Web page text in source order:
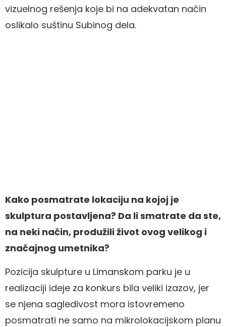
vizuelnog rešenja koje bi na adekvatan način
oslikalo suštinu Subinog dela.
Kako posmatrate lokaciju na kojoj je
skulptura postavljena? Da li smatrate da ste,
na neki način, produžili život ovog velikog i
značajnog umetnika?
Pozicija skulpture u Limanskom parku je u
realizaciji ideje za konkurs bila veliki izazov, jer
se njena sagledivost mora istovremeno
posmatrati ne samo na mikrolokacijskom planu